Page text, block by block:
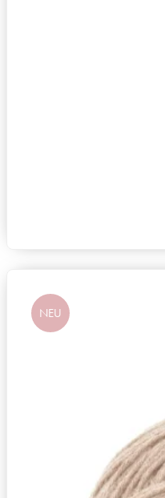
NEU